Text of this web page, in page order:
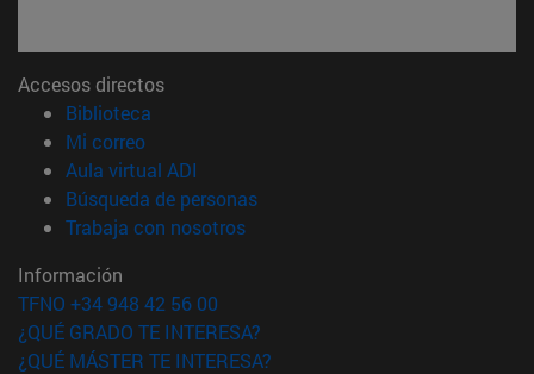
Accesos directos
Biblioteca
Mi correo(abre en nueva ventana)
Aula virtual ADI
Búsqueda de personas(abre en nueva ventana)
Trabaja con nosotros(abre en nueva ventana)
Información
TFNO +34 948 42 56 00
¿QUÉ GRADO TE INTERESA?
¿QUÉ MÁSTER TE INTERESA?